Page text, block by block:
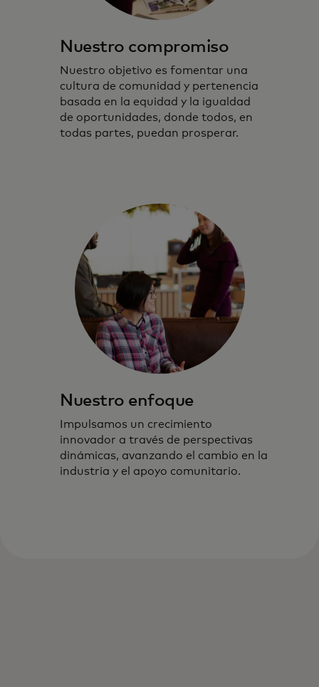
Nuestro compromiso
Nuestro objetivo es fomentar una
cultura de comunidad y pertenencia
basada en la equidad y la igualdad
de oportunidades, donde todos, en
todas partes, puedan prosperar.
Nuestro enfoque
Impulsamos un crecimiento
innovador a través de perspectivas
dinámicas, avanzando el cambio en la
industria y el apoyo comunitario.